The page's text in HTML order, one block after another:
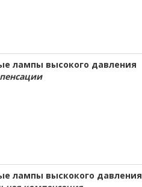
лампы высокого давления
лампы выскокого давления